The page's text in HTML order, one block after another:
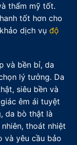
thẩm mỹ tốt.
tốt hơn cho
dịch vụ độ
và bền bỉ, da
lý tưởng. Da
siêu bền và
êm ái tuyệt
da bò thật là
thoát nhiệt
và yêu cầu bảo